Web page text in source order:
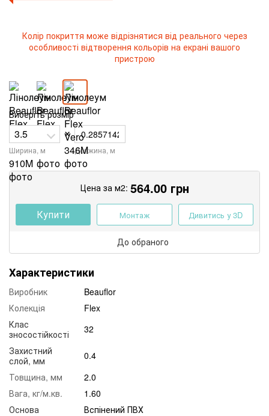
Колір покриття може відрізнятися від реального через
особливості відтворення кольорів на екрані вашого
пристрою
Виберіть розмір
Ширина, м
×
Довжина, м
Цена за м2: 564.00грн
Купити Монтаж Дивитись у 3D
До обраного
Характеристики
Виробник
Beauflor
Колекція
Flex
Клас
зносостійкості
32
Захистний
слой, мм
0.4
Товщина, мм
2.0
Вага, кг/м.кв.
1.60
Основа
Вспінений ПВХ